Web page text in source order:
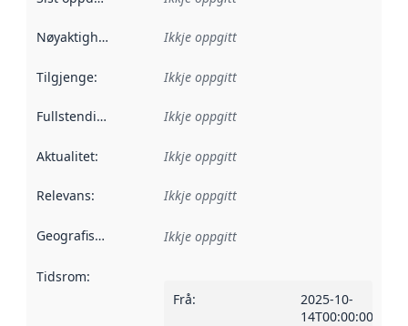
Nøyaktigheit Ikkje oppgitt
Tilgjenge: Ikkje oppgitt
Fullstendigheit Ikkje oppgitt
Aktualitet: Ikkje oppgitt
Relevans: Ikkje oppgitt
Geografisk område Ikkje oppgitt
Tidsrom:
Frå:
2025-10-
14T00:00:00Z